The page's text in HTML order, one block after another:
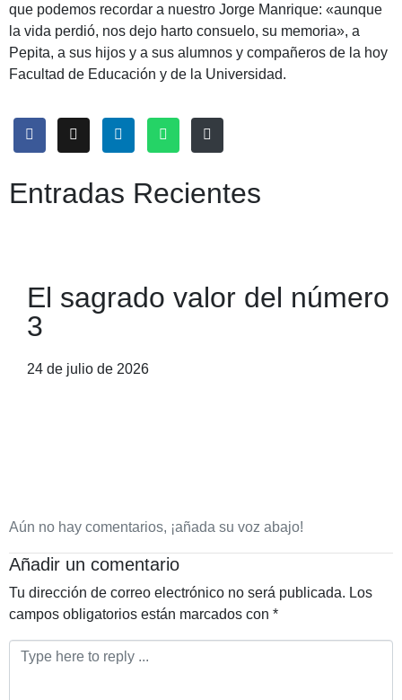
que podemos recordar a nuestro Jorge Manrique: «aunque
la vida perdió, nos dejo harto consuelo, su memoria», a
Pepita, a sus hijos y a sus alumnos y compañeros de la hoy
Facultad de Educación y de la Universidad.
Entradas Recientes
El sagrado valor del número
3
24 de julio de 2026
Aún no hay comentarios, ¡añada su voz abajo!
Añadir un comentario
Tu dirección de correo electrónico no será publicada. Los
campos obligatorios están marcados con *
Comentario